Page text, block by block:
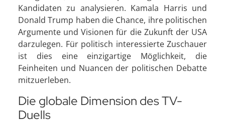
Kandidaten zu analysieren. Kamala Harris und
Donald Trump haben die Chance, ihre politischen
Argumente und Visionen für die Zukunft der USA
darzulegen. Für politisch interessierte Zuschauer
ist dies eine einzigartige Möglichkeit, die
Feinheiten und Nuancen der politischen Debatte
mitzuerleben.
Die globale Dimension des TV-
Duells